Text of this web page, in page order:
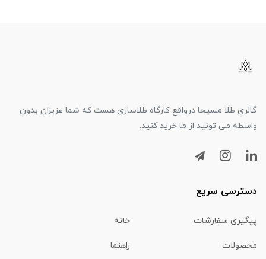
گالری طلا مسیحا درواقع کارگاه طلاسازی هست که شما عزیزان بدون
واسطه می تونید از ما خرید کنید.
دسترسی سریع
پیگیری سفارشات خانه
محصولات راهنما